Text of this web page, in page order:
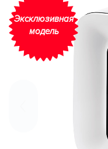
Эксклюзивная
модель